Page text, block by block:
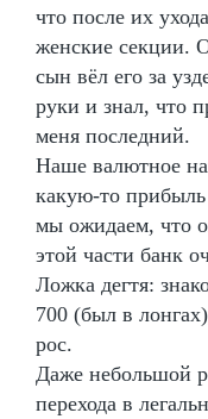
что после их
женские секции.
сын вёл его за
руки и знал, что
меня последний.
Наше валютное
какую-то прибыль
мы ожидаем, что
этой части банк
Ложка дегтя:
700 (был в
рос.
Даже небольшой
перехода в